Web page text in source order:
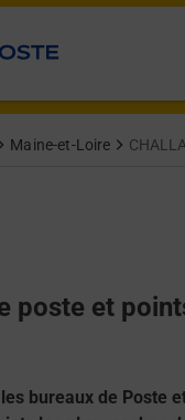
Maine-et-Loire
poste et
bureaux de Poste
la réponse
la réponse
la réponse
la réponse
la réponse